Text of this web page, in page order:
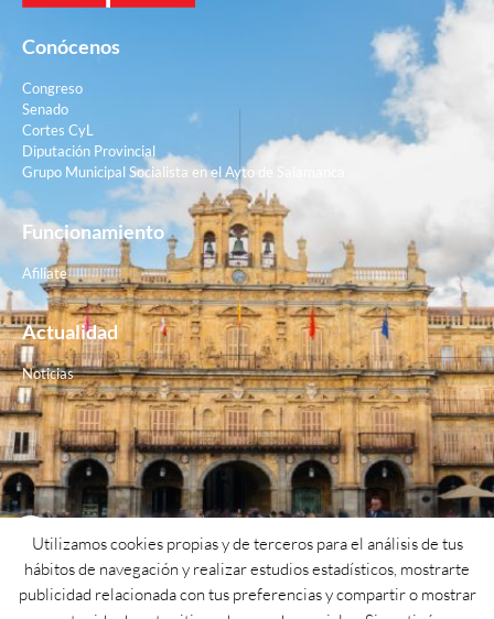
Conócenos
Congreso
Senado
Cortes CyL
Diputación Provincial
Grupo Municipal Socialista en el Ayto de Salamanca
Funcionamiento
Afiliate
Actualidad
Noticias
Contacto
Teléfono: 923 26 62 25
Utilizamos cookies propias y de terceros para el análisis de tus
hábitos de navegación y realizar estudios estadísticos, mostrarte
publicidad relacionada con tus preferencias y compartir o mostrar